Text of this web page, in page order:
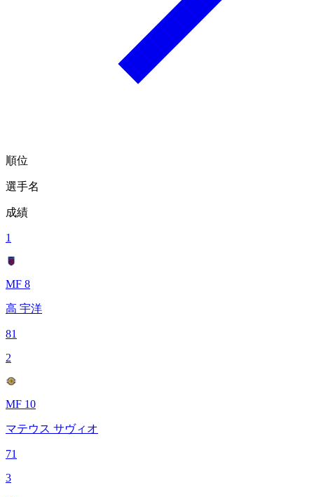
順位
選手名
成績
1
MF 8
高 宇洋
81
2
MF 10
マテウス サヴィオ
71
3